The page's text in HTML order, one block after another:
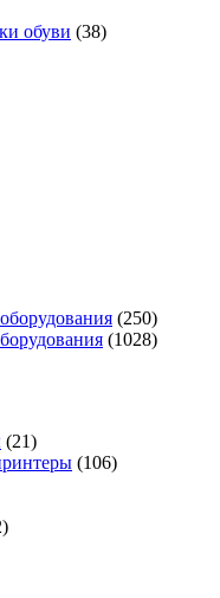
обуви (38)
(250)
(1028)
(21)
(106)